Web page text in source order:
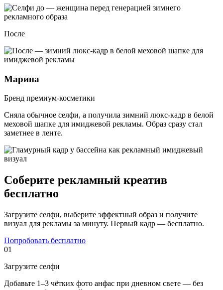
После
Марина
Бренд премиум-косметики
Сняла обычное селфи, а получила зимний люкс-кадр в белой
меховой шапке для имиджевой рекламы. Образ сразу стал
заметнее в ленте.
Соберите рекламный креатив
бесплатно
Загрузите селфи, выберите эффектный образ и получите
визуал для рекламы за минуту. Первый кадр — бесплатно.
Попробовать бесплатно
01
Загрузите селфи
Добавьте 1–3 чётких фото анфас при дневном свете — без